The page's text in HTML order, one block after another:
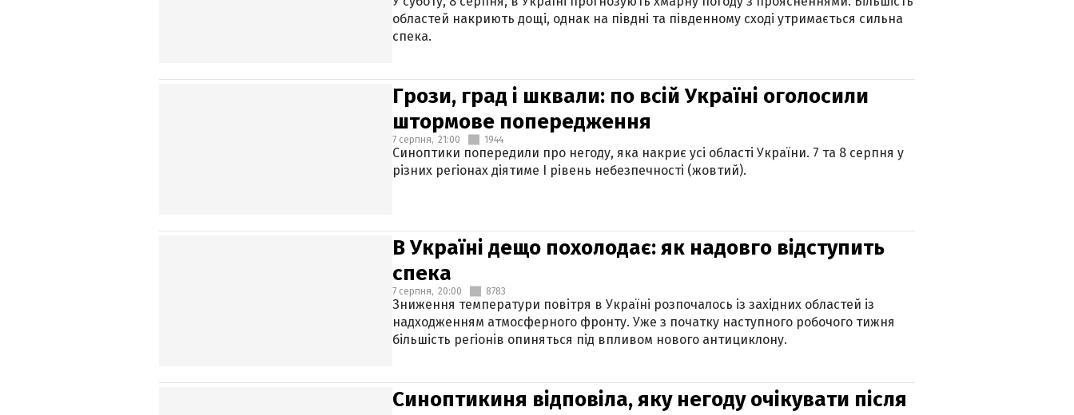
областей накриють дощі, однак на півдні та південному сході утримається сильна
спека.
Грози, град і шквали: по всій Україні оголосили
штормове попередження
7 серпня, 21:00 1944
Синоптики попередили про негоду, яка накриє усі області України. 7 та 8 серпня у
різних регіонах діятиме І рівень небезпечності (жовтий).
В Україні дещо похолодає: як надовго відступить
спека
7 серпня, 20:00 8783
Зниження температури повітря в Україні розпочалось із західних областей із
надходженням атмосферного фронту. Уже з початку наступного робочого тижня
більшість регіонів опиняться під впливом нового антициклону.
Синоптикиня відповіла, яку негоду очікувати після